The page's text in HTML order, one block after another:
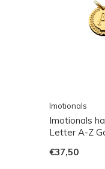
Imotionals
Imotionals
Letter A-Z
€37,50